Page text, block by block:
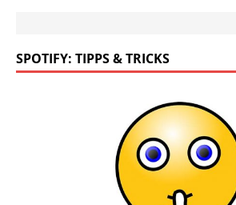
SPOTIFY: TIPPS & TRICKS